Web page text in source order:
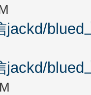
jackd/
jackd/